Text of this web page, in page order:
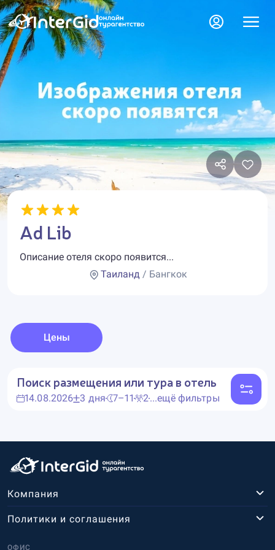
Ad Lib
Описание отеля скоро появится...
Таиланд / Бангкок
Цены
Поиск размещения или тура в отель
14.08.2026 3 дня 7–11 2...ещё фильтры
Компания
ОФИС
Политики и соглашения